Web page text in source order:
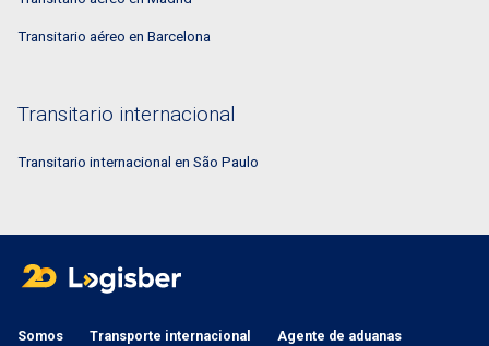
Transitario aéreo en Barcelona
Transitario internacional
Transitario internacional en São Paulo
Somos Transporte internacional
Agente de aduanas